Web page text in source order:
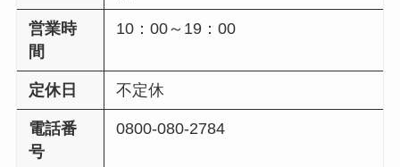
営業時
間
10：00～19：00
定休日 不定休
電話番
号
0800-080-2784